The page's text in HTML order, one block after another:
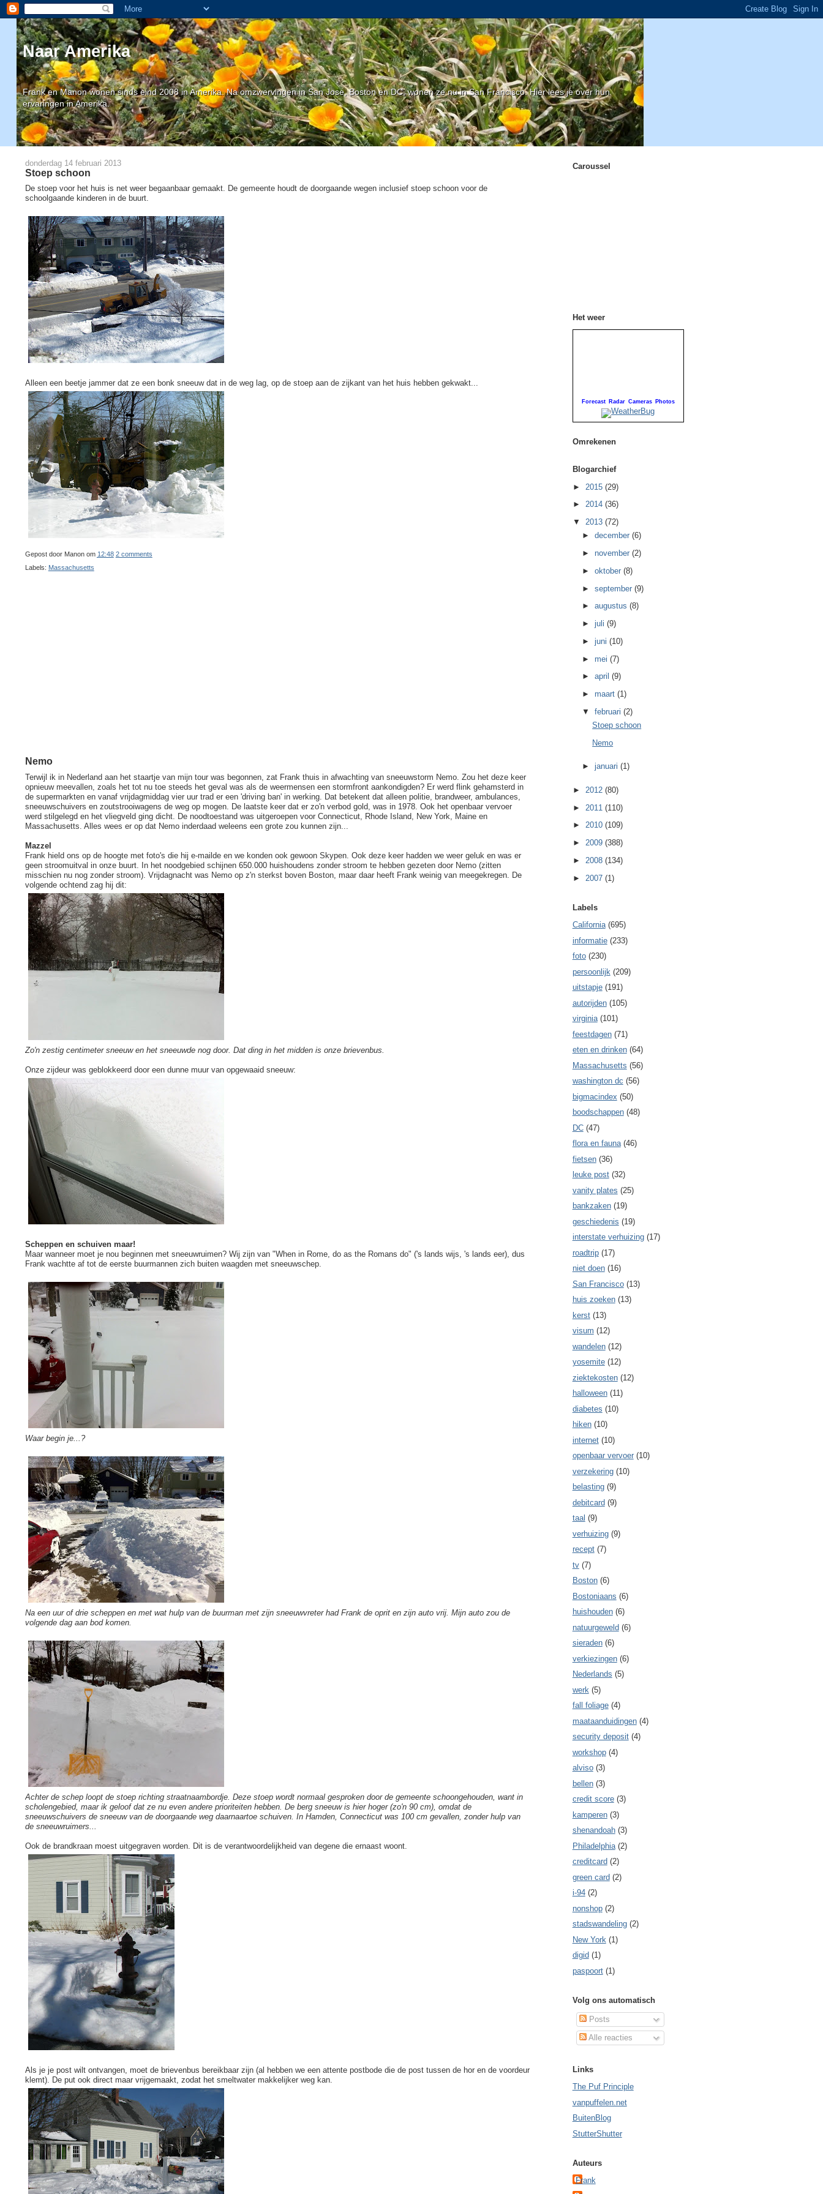
Naar Amerika
Frank en Manon wonen sinds eind 2008 in Amerika. Na omzwervingen in San Jose, Boston en DC, wonen ze nu in San Francisco. Hier lees je over hun
ervaringen in Amerika.
donderdag 14 februari 2013
Stoep schoon
De stoep voor het huis is net weer begaanbaar gemaakt. De gemeente houdt de doorgaande wegen inclusief stoep schoon voor de
schoolgaande kinderen in de buurt.
Alleen een beetje jammer dat ze een bonk sneeuw dat in de weg lag, op de stoep aan de zijkant van het huis hebben gekwakt...
Gepost door Manon om 12:48 2 comments
Labels: Massachusetts
Nemo
Terwijl ik in Nederland aan het staartje van mijn tour was begonnen, zat Frank thuis in afwachting van sneeuwstorm Nemo. Zou het deze keer
opnieuw meevallen, zoals het tot nu toe steeds het geval was als de weermensen een stormfront aankondigden? Er werd flink gehamsterd in
de supermarkten en vanaf vrijdagmiddag vier uur trad er een 'driving ban' in werking. Dat betekent dat alleen politie, brandweer, ambulances,
sneeuwschuivers en zoutstrooiwagens de weg op mogen. De laatste keer dat er zo'n verbod gold, was in 1978. Ook het openbaar vervoer
werd stilgelegd en het vliegveld ging dicht. De noodtoestand was uitgeroepen voor Connecticut, Rhode Island, New York, Maine en
Massachusetts. Alles wees er op dat Nemo inderdaad weleens een grote zou kunnen zijn...
Mazzel
Frank hield ons op de hoogte met foto's die hij e-mailde en we konden ook gewoon Skypen. Ook deze keer hadden we weer geluk en was er
geen stroomuitval in onze buurt. In het noodgebied schijnen 650.000 huishoudens zonder stroom te hebben gezeten door Nemo (zitten
misschien nu nog zonder stroom). Vrijdagnacht was Nemo op z'n sterkst boven Boston, maar daar heeft Frank weinig van meegekregen. De
volgende ochtend zag hij dit:
Zo'n zestig centimeter sneeuw en het sneeuwde nog door. Dat ding in het midden is onze brievenbus.
Onze zijdeur was geblokkeerd door een dunne muur van opgewaaid sneeuw:
Scheppen en schuiven maar!
Maar wanneer moet je nou beginnen met sneeuwruimen? Wij zijn van "When in Rome, do as the Romans do" ('s lands wijs, 's lands eer), dus
Frank wachtte af tot de eerste buurmannen zich buiten waagden met sneeuwschep.
Waar begin je...?
Na een uur of drie scheppen en met wat hulp van de buurman met zijn sneeuwvreter had Frank de oprit en zijn auto vrij. Mijn auto zou de
volgende dag aan bod komen.
Achter de schep loopt de stoep richting straatnaambordje. Deze stoep wordt normaal gesproken door de gemeente schoongehouden, want in
scholengebied, maar ik geloof dat ze nu even andere prioriteiten hebben. De berg sneeuw is hier hoger (zo'n 90 cm), omdat de
sneeuwschuivers de sneeuw van de doorgaande weg daarnaartoe schuiven. In Hamden, Connecticut was 100 cm gevallen, zonder hulp van
de sneeuwruimers...
Ook de brandkraan moest uitgegraven worden. Dit is de verantwoordelijkheid van degene die ernaast woont.
Als je je post wilt ontvangen, moet de brievenbus bereikbaar zijn (al hebben we een attente postbode die de post tussen de hor en de voordeur
klemt). De put ook direct maar vrijgemaakt, zodat het smeltwater makkelijker weg kan.
Caroussel
Het weer
Forecast Radar Cameras Photos
Omrekenen
Blogarchief
► 2015 (29)
► 2014 (36)
▼ 2013 (72)
►december(6)
►november(2)
►oktober(8)
►september(9)
►augustus(8)
►juli(9)
►juni(10)
►mei(7)
►april(9)
►maart(1)
▼februari(2)
Stoep schoon
Nemo
►januari(1)
► 2012 (80)
► 2011 (110)
► 2010 (109)
► 2009 (388)
► 2008 (134)
► 2007 (1)
Labels
California (695)
informatie (233)
foto (230)
persoonlijk (209)
uitstapje (191)
autorijden (105)
virginia (101)
feestdagen (71)
eten en drinken (64)
Massachusetts (56)
washington dc (56)
bigmacindex (50)
boodschappen (48)
DC (47)
flora en fauna (46)
fietsen (36)
leuke post (32)
vanity plates (25)
bankzaken (19)
geschiedenis (19)
interstate verhuizing (17)
roadtrip (17)
niet doen (16)
San Francisco (13)
huis zoeken (13)
kerst (13)
visum (12)
wandelen (12)
yosemite (12)
ziektekosten (12)
halloween (11)
diabetes (10)
hiken (10)
internet (10)
openbaar vervoer (10)
verzekering (10)
belasting (9)
debitcard (9)
taal (9)
verhuizing (9)
recept (7)
tv (7)
Boston (6)
Bostoniaans (6)
huishouden (6)
natuurgeweld (6)
sieraden (6)
verkiezingen (6)
Nederlands (5)
werk (5)
fall foliage (4)
maataanduidingen (4)
security deposit (4)
workshop (4)
alviso (3)
bellen (3)
credit score (3)
kamperen (3)
shenandoah (3)
Philadelphia (2)
creditcard (2)
green card (2)
i-94 (2)
nonshop (2)
stadswandeling (2)
New York (1)
digid (1)
paspoort (1)
Volg ons automatisch
Posts
Alle reacties
Links
The Puf Principle
vanpuffelen.net
BuitenBlog
StutterShutter
Auteurs
Frank